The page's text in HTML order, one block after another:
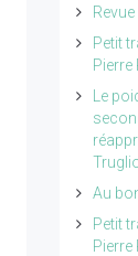
Petit
Pierre
Le
Au
Petit
Pierre